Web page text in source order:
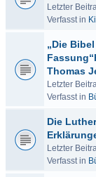
Letzter
Verfasst in
„Die
Thomas
Letzter
Verfasst in
Die
Letzter
Verfasst in